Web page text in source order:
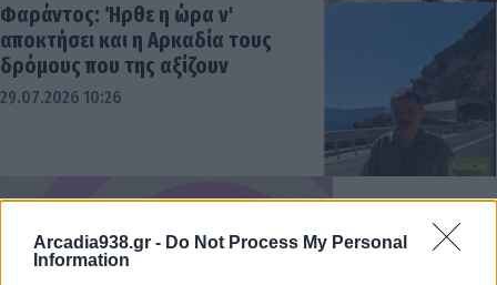
Arcadia938.gr - Do Not Process My Personal
Information
Φαράντος: Ήρθε η ώρα ν'
αποκτήσει και η Αρκαδία τους
δρόμους που της αξίζουν
29.07.2026 10:26